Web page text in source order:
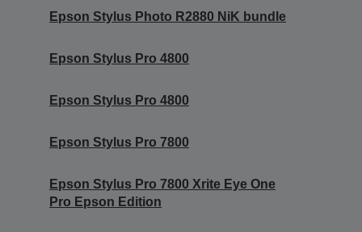
Epson Stylus Photo R2880 NiK bundle
Epson Stylus Pro 4800
Epson Stylus Pro 4800
Epson Stylus Pro 7800
Epson Stylus Pro 7800 Xrite Eye One
Pro Epson Edition